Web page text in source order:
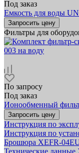
Под заказ
Емкость для воды
Запросить цену
Фильтры для
По запросу
Под заказ
Ионообменный
Запросить цену
Инструкция по
Инструкция по
Брошюра XEFR-